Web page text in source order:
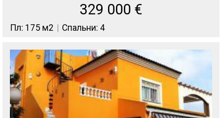
329 000 €
Пл: 175 м2 Спальни: 4